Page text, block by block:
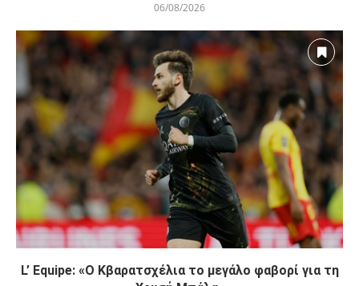
06/08/2026
L’ Equipe: «Ο Κβαρατσχέλια το μεγάλο φαβορί για τη